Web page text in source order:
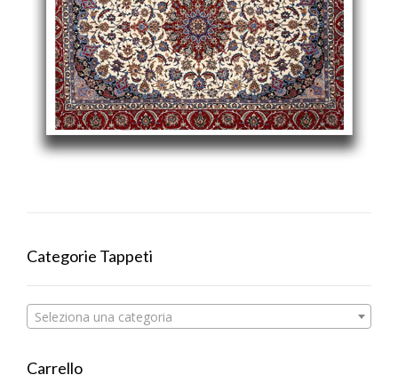
Categorie Tappeti
Seleziona una categoria
Carrello